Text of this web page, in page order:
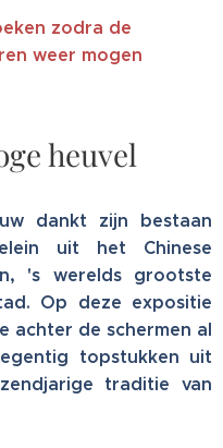
zodra de
weer mogen
heuvel
dankt zijn bestaan
uit het Chinese
's werelds grootste
Op deze expositie
achter de schermen al
topstukken uit
traditie van